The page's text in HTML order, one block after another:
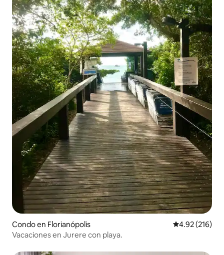
Condo en Florianópolis Calificación
4.92 (216)
Vacaciones en Jurere con playa.